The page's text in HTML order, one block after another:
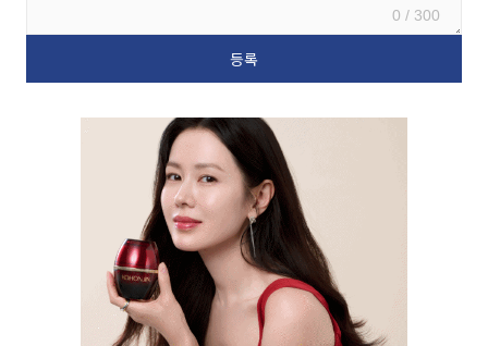
0 / 300